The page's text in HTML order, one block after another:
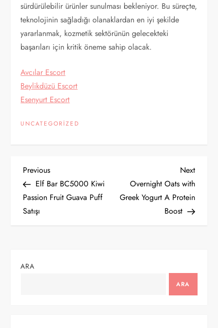
sürdürülebilir ürünler sunulması bekleniyor. Bu süreçte,
teknolojinin sağladığı olanaklardan en iyi şekilde
yararlanmak, kozmetik sektörünün gelecekteki
başarıları için kritik öneme sahip olacak.
Avcılar Escort
Beylikdüzü Escort
Esenyurt Escort
UNCATEGORIZED
Y
a
z
g
Previous
Post
Previous
Elf Bar BC5000 Kiwi
Passion Fruit Guava Puff
Satışı
Next
Post
Next
Overnight Oats with
Greek Yogurt A Protein
Boost
ARA
ARA